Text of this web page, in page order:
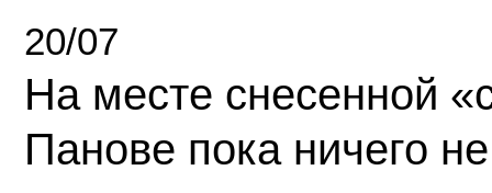
20/07
На месте снесенной
Панове пока ничего